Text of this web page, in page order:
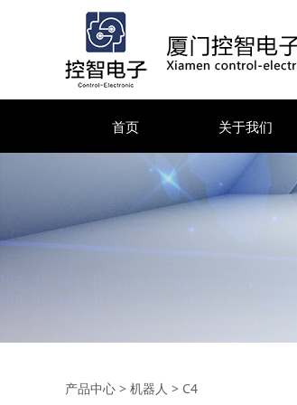
首页 关于我们
产品中心 > 机器人 > C4